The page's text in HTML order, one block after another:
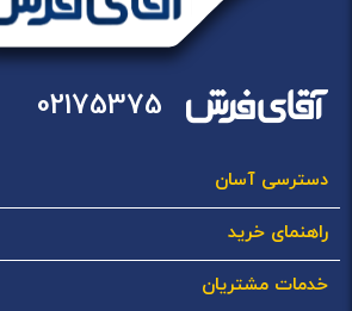
02175375
دسترسی آسان
راهنمای خرید
خدمات مشتریان